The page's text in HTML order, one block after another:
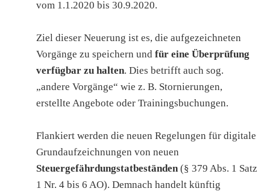
vom 1.1.2020 bis 30.9.2020.
Ziel dieser Neuerung ist es, die aufgezeichneten
Vorgänge zu speichern und für eine Überprüfung
verfügbar zu halten. Dies betrifft auch sog.
„andere Vorgänge“ wie z. B. Stornierungen,
erstellte Angebote oder Trainingsbuchungen.
Flankiert werden die neuen Regelungen für digitale
Grundaufzeichnungen von neuen
Steuergefährdungstatbeständen(§ 379 Abs. 1 Satz
1 Nr. 4 bis 6 AO). Demnach handelt künftig